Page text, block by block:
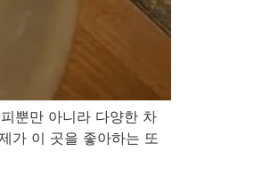
뿐만 아니라 다양한 차
가 이 곳을 좋아하는 또